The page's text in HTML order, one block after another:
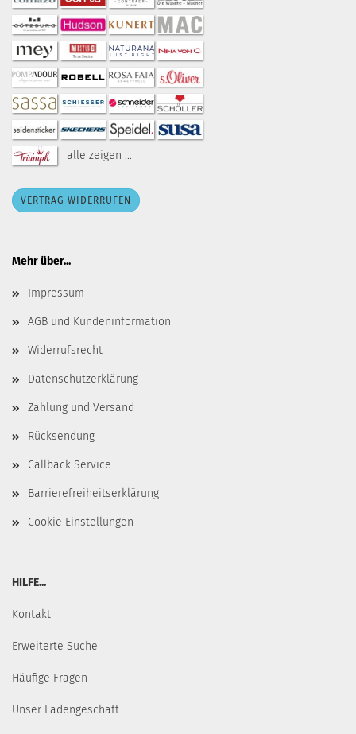
alle zeigen ...
VERTRAG WIDERRUFEN
Mehr über...
Impressum
AGB und Kundeninformation
Widerrufsrecht
Datenschutzerklärung
Zahlung und Versand
Rücksendung
Callback Service
Barrierefreiheitserklärung
Cookie Einstellungen
HILFE...
Kontakt
Erweiterte Suche
Häufige Fragen
Unser Ladengeschäft